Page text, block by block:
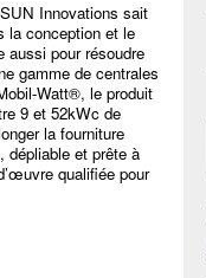
Innovations sait
la conception et le
aussi pour résoudre
gamme de centrales
Watt®, le produit
9 et 52kWc de
la fourniture
dépliable et prête à
qualifiée pour